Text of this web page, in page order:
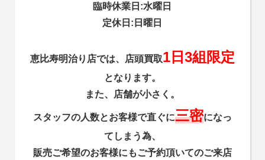
臨時休業日:水曜日
定休日:日曜日
恵比寿明治り店では、店頭買取1日3組限定
となります。
また、店舗が小さく。
スタッフの人数とお客様で直ぐに三密になっ
てしまう為、
販売ご希望のお客様にもご予約頂いてのご来店